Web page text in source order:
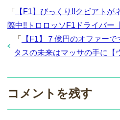
「
【F1】びっくり!!クビアトが
際中!!トロロッソF1ドライバー
「
【F1】７億円のオファー
タスの未来はマッサの手に【
コメントを残す